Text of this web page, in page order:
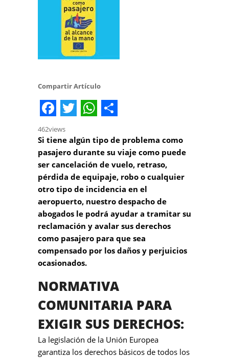
Compartir Artículo
Facebook
Twitter
WhatsApp
Share
462views
Si tiene algún tipo de problema como
pasajero durante su viaje como puede
ser cancelación de vuelo, retraso,
pérdida de equipaje, robo o cualquier
otro tipo de incidencia en el
aeropuerto, nuestro despacho de
abogados le podrá ayudar a tramitar su
reclamación y avalar sus derechos
como pasajero para que sea
compensado por los daños y perjuicios
ocasionados.
NORMATIVA
COMUNITARIA PARA
EXIGIR SUS DERECHOS:
La legislación de la Unión Europea
garantiza los derechos básicos de todos los